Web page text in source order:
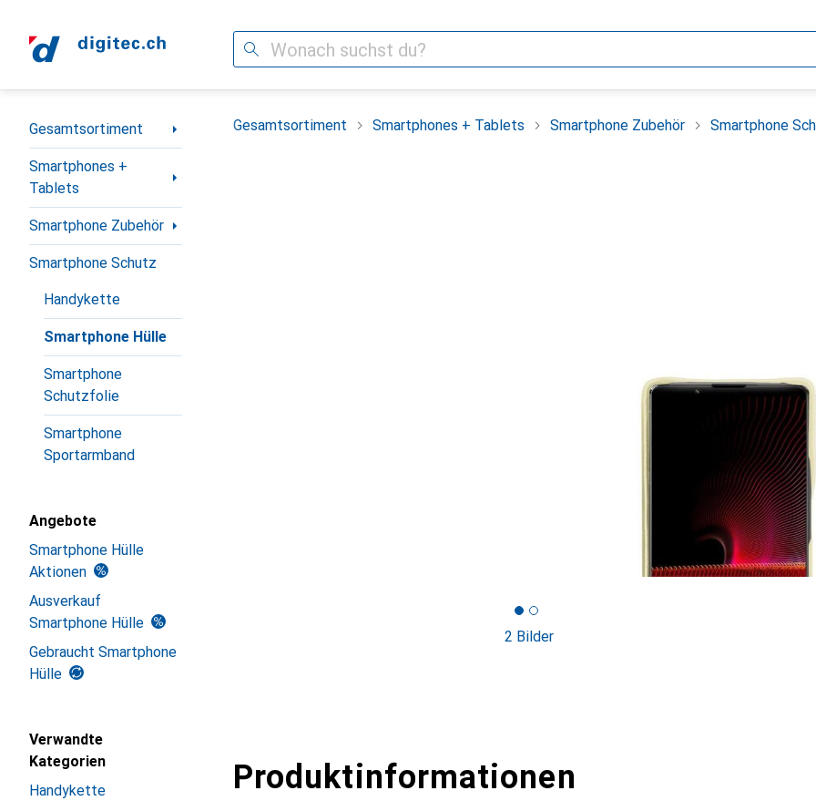
Suche
Navigation nach Kategorien
Gesamtsortiment
Smartphones +
Tablets
Smartphone Zubehör
Smartphone Schutz
Handykette
Smartphone Hülle
Smartphone
Schutzfolie
Smartphone
Sportarmband
Angebote
Smartphone Hülle
Aktionen
Ausverkauf
Smartphone Hülle
Gebraucht Smartphone
Hülle
Verwandte
Kategorien
Handykette
Gesamtsortiment Smartphones + Tablets Smartphone Zubehör Smartphone
2 Bilder
Produktinformationen